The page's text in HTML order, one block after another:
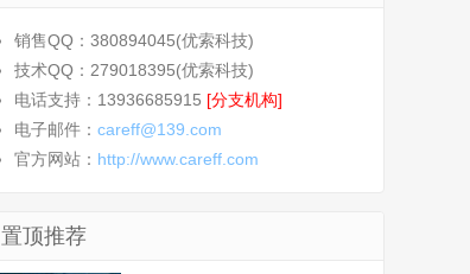
销售QQ：380894045(优索科技)
技术QQ：279018395(优索科技)
电话支持：13936685915 [分支机构]
电子邮件： careff@139.com
官方网站： http://www.careff.com
置顶推荐